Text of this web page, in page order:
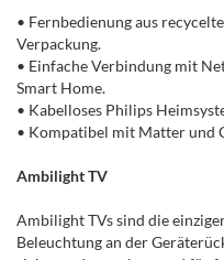
• Fernbedienung aus
Verpackung.
• Einfache Verbindung mit
Smart Home.
• Kabelloses Philips
• Kompatibel mit Matter und
Ambilight TV
Ambilight TVs sind die
Beleuchtung an der